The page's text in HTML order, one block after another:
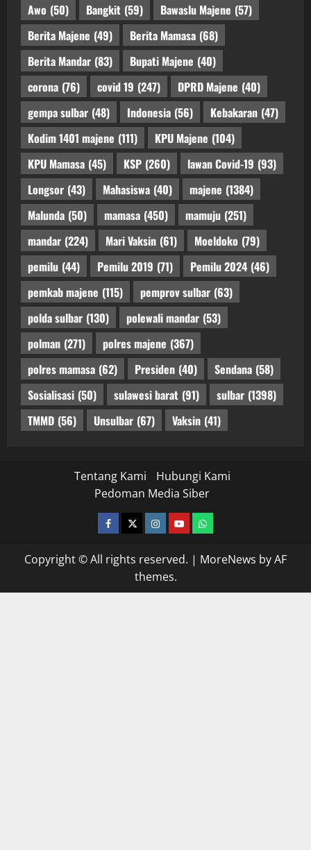
Awo (50) Bangkit (59) Bawaslu Majene (57)
Berita Majene (49) Berita Mamasa (68)
Berita Mandar (83) Bupati Majene (40)
corona (76) covid 19 (247) DPRD Majene (40)
gempa sulbar (48) Indonesia (56) Kebakaran (47)
Kodim 1401 majene (111) KPU Majene (104)
KPU Mamasa (45) KSP (260) lawan Covid-19 (93)
Longsor (43) Mahasiswa (40) majene (1384)
Malunda (50) mamasa (450) mamuju (251)
mandar (224) Mari Vaksin (61) Moeldoko (79)
pemilu (44) Pemilu 2019 (71) Pemilu 2024 (46)
pemkab majene (115) pemprov sulbar (63)
polda sulbar (130) polewali mandar (53)
polman (271) polres majene (367)
polres mamasa (62) Presiden (40) Sendana (58)
Sosialisasi (50) sulawesi barat (91) sulbar (1398)
TMMD (56) Unsulbar (67) Vaksin (41)
Tentang Kami
Hubungi Kami
Pedoman Media Siber
facebooktwitterinstagram.com
youtubewhatsapp
Copyright © All rights reserved. | MoreNews by AF
themes.